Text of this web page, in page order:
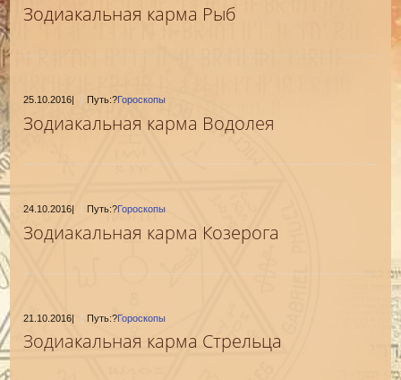
Зодиакальная карма Рыб
25.10.2016 Путь:?Гороскопы
Зодиакальная карма Водолея
24.10.2016| Путь:?Гороскопы
Зодиакальная карма Козерога
21.10.2016| Путь:?Гороскопы
Зодиакальная карма Стрельца